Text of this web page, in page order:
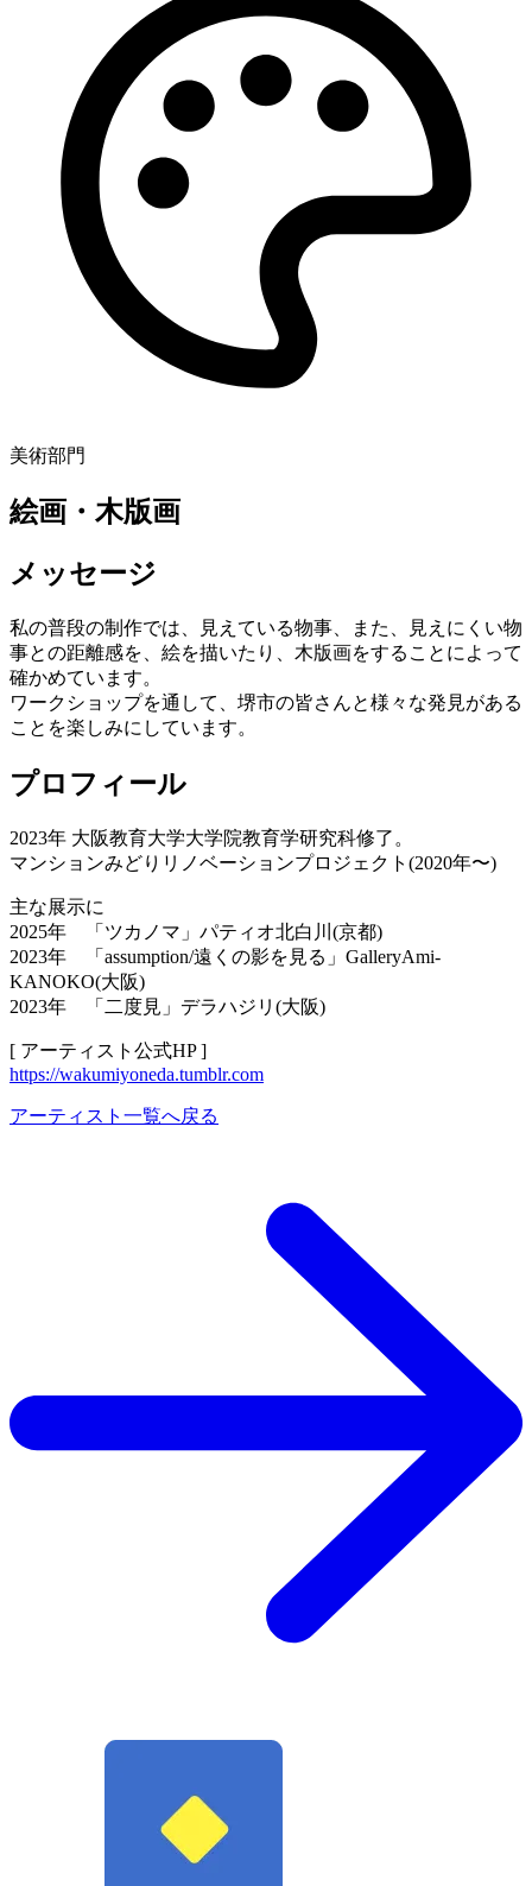
美術部門
絵画・木版画
メッセージ
私の普段の制作では、見えている物事、また、見えにくい物
事との距離感を、絵を描いたり、木版画をすることによって
確かめています。
ワークショップを通して、堺市の皆さんと様々な発見がある
ことを楽しみにしています。
プロフィール
2023年 大阪教育大学大学院教育学研究科修了。
マンションみどりリノベーションプロジェクト(2020年〜)
主な展示に
2025年 「ツカノマ」パティオ北白川(京都)
2023年 「assumption/遠くの影を見る」GalleryAmi-
KANOKO(大阪)
2023年 「二度見」デラハジリ(大阪)
[ アーティスト公式HP ]
https://wakumiyoneda.tumblr.com
アーティスト一覧へ戻る